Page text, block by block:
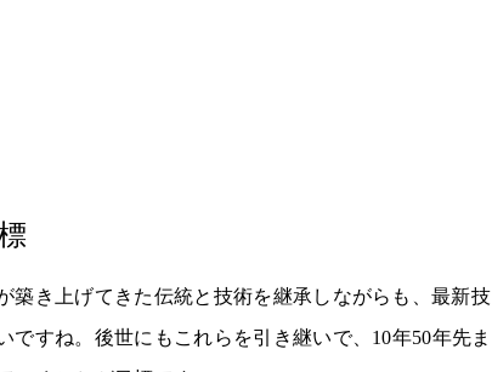
築き上げてきた伝統と技術を継承しながらも、最新技
ですね。後世にもこれらを引き継いで、10年50年先ま